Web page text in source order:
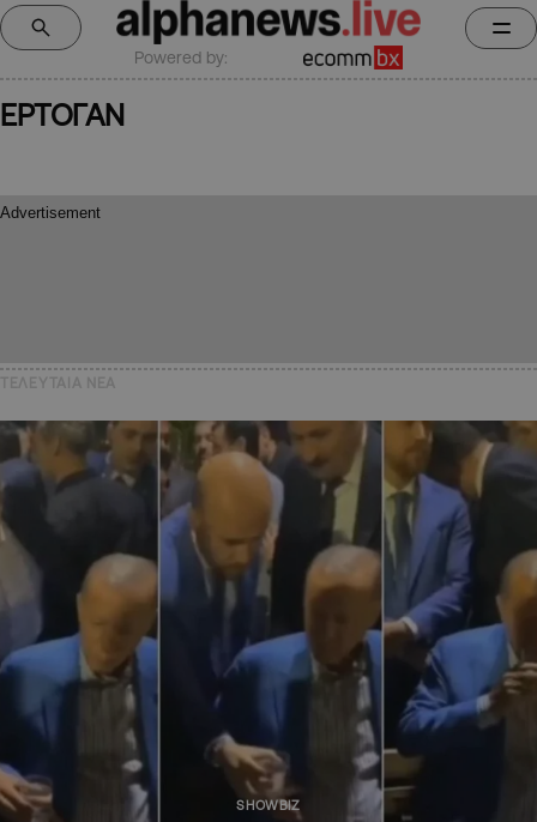
Powered by:
ΕΡΤΟΓΑΝ
SHOWBIZ